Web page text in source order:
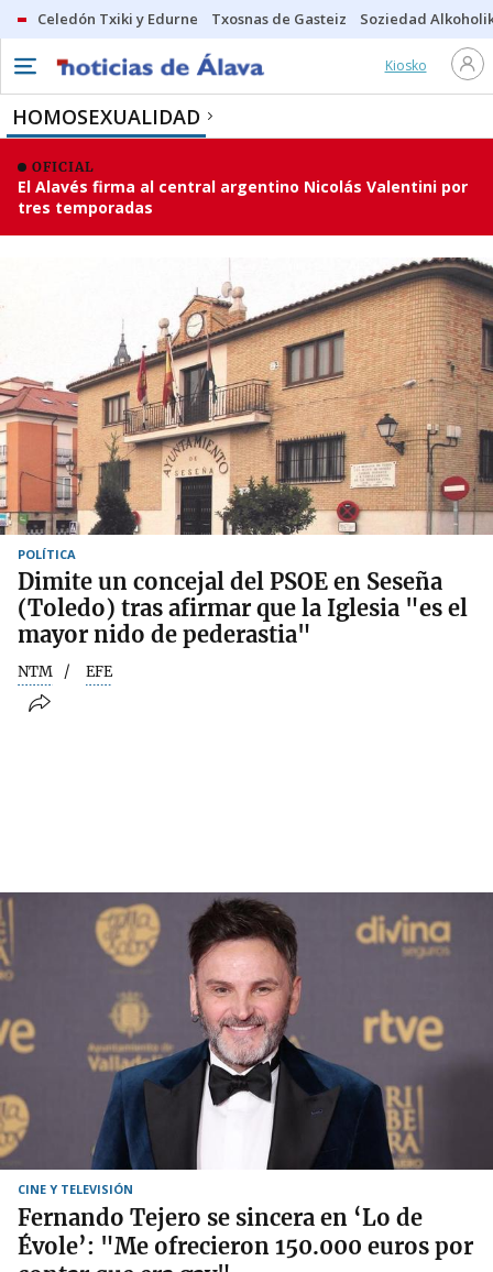
Celedón Txiki y Edurne Txosnas de Gasteiz Soziedad
Kiosko
HOMOSEXUALIDAD
OFICIAL
El Alavés firma al central argentino Nicolás Valentini por
tres temporadas
POLÍTICA
Dimite un concejal del PSOE en Seseña
(Toledo) tras afirmar que la Iglesia "es el
mayor nido de pederastia"
NTM EFE
CINE Y TELEVISIÓN
Fernando Tejero se sincera en ‘Lo de
Évole’: "Me ofrecieron 150.000 euros por